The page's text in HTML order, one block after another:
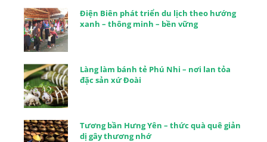
Điện Biên phát triển du lịch theo hướng
xanh – thông minh – bền vững
Làng làm bánh tẻ Phú Nhi – nơi lan tỏa
đặc sản xứ Đoài
Tương bần Hưng Yên – thức quà quê giản
dị gây thương nhớ